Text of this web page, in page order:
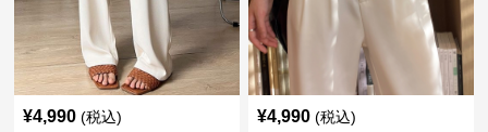
¥4,990 (税込) ¥4,990 (税込)